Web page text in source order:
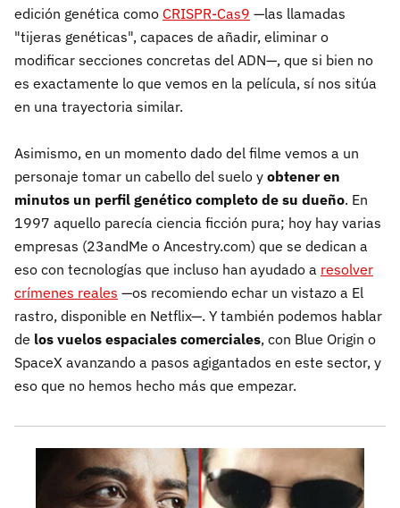
edición genética como CRISPR-Cas9 —las llamadas
"tijeras genéticas", capaces de añadir, eliminar o
modificar secciones concretas del ADN—, que si bien no
es exactamente lo que vemos en la película, sí nos sitúa
en una trayectoria similar.
Asimismo, en un momento dado del filme vemos a un
personaje tomar un cabello del suelo y obtener en
minutos un perfil genético completo de su dueño. En
1997 aquello parecía ciencia ficción pura; hoy hay varias
empresas (23andMe o Ancestry.com) que se dedican a
eso con tecnologías que incluso han ayudado a resolver
crímenes reales —os recomiendo echar un vistazo a El
rastro, disponible en Netflix—. Y también podemos hablar
de los vuelos espaciales comerciales, con Blue Origin o
SpaceX avanzando a pasos agigantados en este sector, y
eso que no hemos hecho más que empezar.